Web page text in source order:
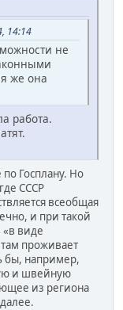
14:14
не
же она
работа.
Госплану. Но
СССР
всеобщая
и при такой
виде
проживает
бы, например,
и швейную
из региона